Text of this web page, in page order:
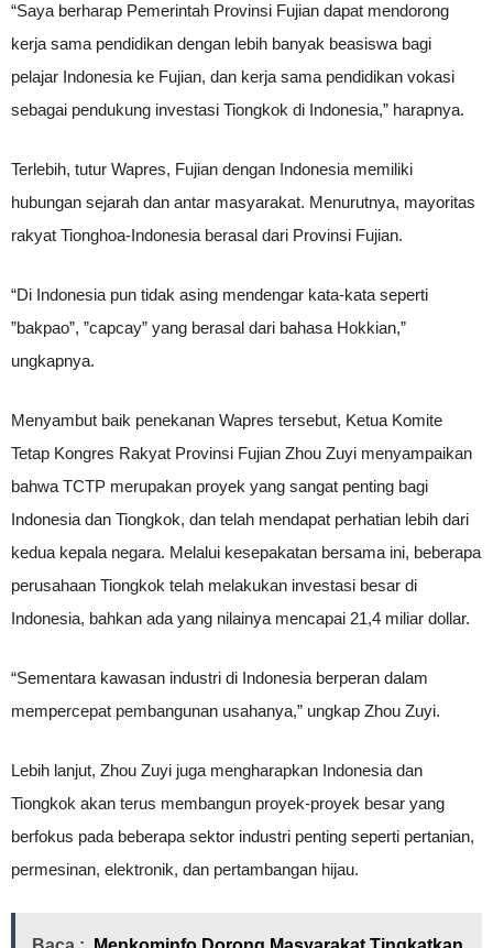
“Saya berharap Pemerintah Provinsi Fujian dapat mendorong
kerja sama pendidikan dengan lebih banyak beasiswa bagi
pelajar Indonesia ke Fujian, dan kerja sama pendidikan vokasi
sebagai pendukung investasi Tiongkok di Indonesia,” harapnya.
Terlebih, tutur Wapres, Fujian dengan Indonesia memiliki
hubungan sejarah dan antar masyarakat. Menurutnya, mayoritas
rakyat Tionghoa-Indonesia berasal dari Provinsi Fujian.
“Di Indonesia pun tidak asing mendengar kata-kata seperti
”bakpao”, ”capcay” yang berasal dari bahasa Hokkian,”
ungkapnya.
Menyambut baik penekanan Wapres tersebut, Ketua Komite
Tetap Kongres Rakyat Provinsi Fujian Zhou Zuyi menyampaikan
bahwa TCTP merupakan proyek yang sangat penting bagi
Indonesia dan Tiongkok, dan telah mendapat perhatian lebih dari
kedua kepala negara. Melalui kesepakatan bersama ini, beberapa
perusahaan Tiongkok telah melakukan investasi besar di
Indonesia, bahkan ada yang nilainya mencapai 21,4 miliar dollar.
“Sementara kawasan industri di Indonesia berperan dalam
mempercepat pembangunan usahanya,” ungkap Zhou Zuyi.
Lebih lanjut, Zhou Zuyi juga mengharapkan Indonesia dan
Tiongkok akan terus membangun proyek-proyek besar yang
berfokus pada beberapa sektor industri penting seperti pertanian,
permesinan, elektronik, dan pertambangan hijau.